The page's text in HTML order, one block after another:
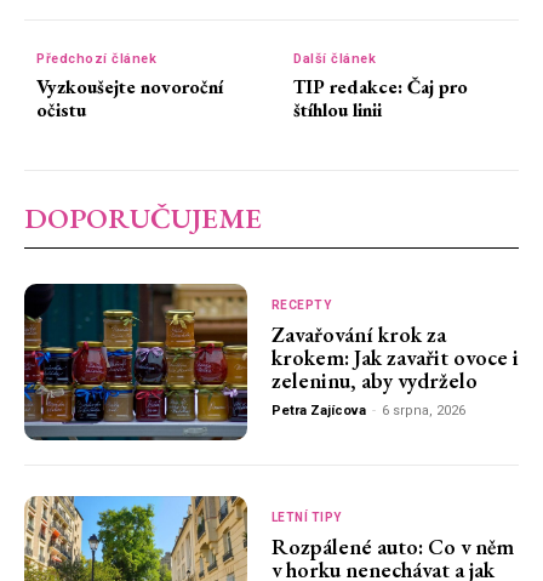
Předchozí článek
Vyzkoušejte novoroční
očistu
Další článek
TIP redakce: Čaj pro
štíhlou linii
DOPORUČUJEME
RECEPTY
Zavařování krok za
krokem: Jak zavařit ovoce i
zeleninu, aby vydrželo
Petra Zajícova - 6 srpna, 2026
LETNÍ TIPY
Rozpálené auto: Co v něm
v horku nenechávat a jak